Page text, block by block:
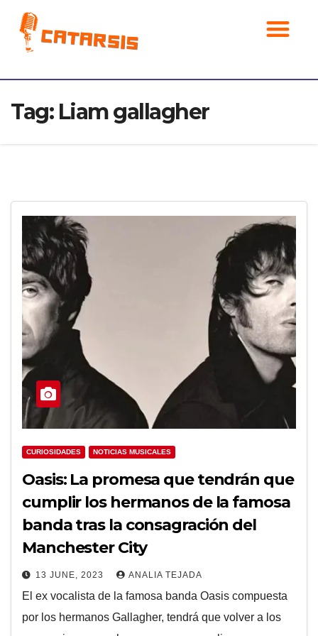
Tag: Liam gallagher
CURIOSIDADES NOTICIAS MUSICALES
Oasis: La promesa que tendrán que
cumplir los hermanos de la famosa
banda tras la consagración del
Manchester City
13 JUNE, 2023 ANALIA TEJADA
El ex vocalista de la famosa banda Oasis compuesta
por los hermanos Gallagher, tendrá que volver a los